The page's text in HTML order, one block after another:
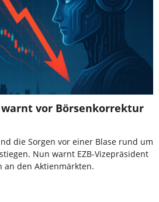
warnt vor Börsenkorrektur
die Sorgen vor einer Blase rund um
Nun warnt EZB-Vizepräsident
an den Aktienmärkten.